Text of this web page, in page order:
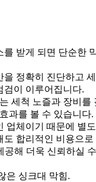
받게 되면 단순한
을 정확히 진단하고
검이 이루어집니다.
세척 노즐과 장비를
과를 볼 수 있습니다.
업체이기 때문에 별
도 합리적인 비용으로
공해 더욱 신뢰하실 수
은 싱크대 막힘.